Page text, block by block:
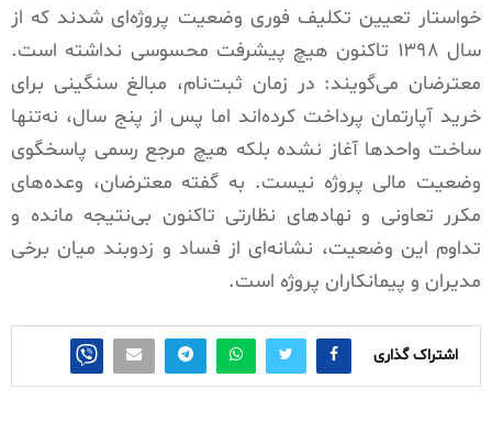
خواستار تعیین تکلیف فوری وضعیت پروژه‌ای شدند که از
سال ۱۳۹۸ تاکنون هیچ پیشرفت محسوسی نداشته است.
معترضان می‌گویند: در زمان ثبت‌نام، مبالغ سنگینی برای
خرید آپارتمان پرداخت کرده‌اند اما پس از پنج سال، نه‌تنها
ساخت واحدها آغاز نشده بلکه هیچ مرجع رسمی پاسخگوی
وضعیت مالی پروژه نیست. به گفته معترضان، وعده‌های
مکرر تعاونی و نهادهای نظارتی تاکنون بی‌نتیجه مانده و
تداوم این وضعیت، نشانه‌ای از فساد و زد‌و‌بند میان برخی
مدیران و پیمانکاران پروژه است.
اشتراک گذاری